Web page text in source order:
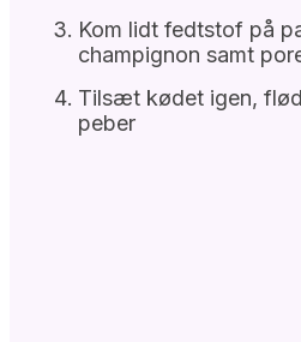
Kom lidt fedtstof på
champignon samt
Tilsæt kødet igen,
peber